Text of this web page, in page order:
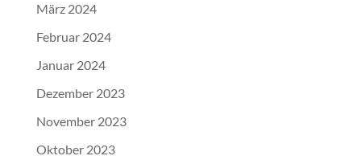
März 2024
Februar 2024
Januar 2024
Dezember 2023
November 2023
Oktober 2023